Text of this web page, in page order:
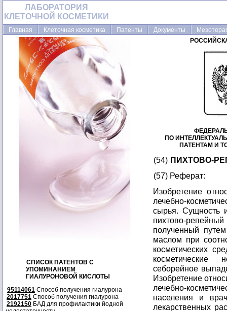
ЛАБОРАТОРИЯ
КЛЕТОЧНОЙ КОСМЕТИКИ
Главная Клеточная косметика Патенты Документы
СПИСОК ПАТЕНТОВ С
УПОМИНАНИЕМ
ГИАЛУРОНОВОЙ КИСЛОТЫ
95114061 Способ получения гиалурона
2017751 Способ получения гиалурона
2192150 БАД для профилактики йодной
ПО
ПАТЕНТАМ И
(54) ПИХТОВО-
(57) Реферат:
Изобретение
лечебно-
сырья. Сущность
пихтово-
полученный
маслом при
косметических
косметические
себорейное
Изобретение
лечебно-
населения и
лекарственных